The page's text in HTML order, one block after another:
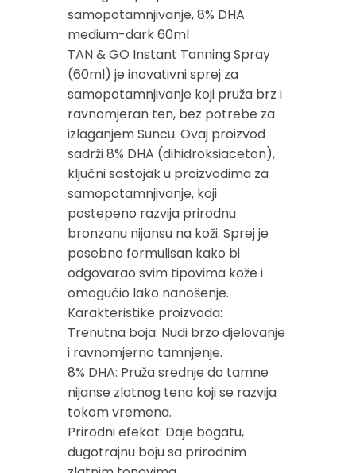
samopotamnjivanje, 8% DHA
medium-dark 60ml
TAN & GO Instant Tanning Spray
(60ml) je inovativni sprej za
samopotamnjivanje koji pruža brz i
ravnomjeran ten, bez potrebe za
izlaganjem Suncu. Ovaj proizvod
sadrži 8% DHA (dihidroksiaceton),
ključni sastojak u proizvodima za
samopotamnjivanje, koji
postepeno razvija prirodnu
bronzanu nijansu na koži. Sprej je
posebno formulisan kako bi
odgovarao svim tipovima kože i
omogućio lako nanošenje.
Karakteristike proizvoda:
Trenutna boja: Nudi brzo djelovanje
i ravnomjerno tamnjenje.
8% DHA: Pruža srednje do tamne
nijanse zlatnog tena koji se razvija
tokom vremena.
Prirodni efekat: Daje bogatu,
dugotrajnu boju sa prirodnim